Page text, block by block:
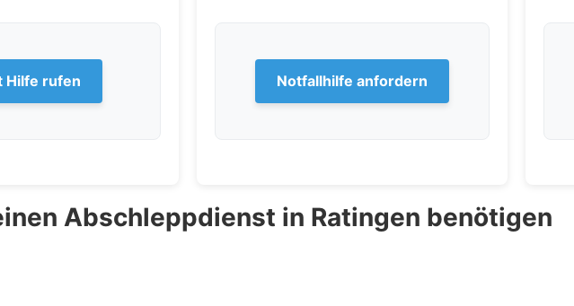
Hilfe rufen Notfallhilfe anfordern
Abschleppdienst in Ratingen benötigen